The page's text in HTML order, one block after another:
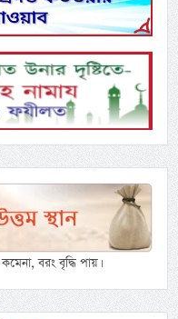
বরং বৃদ্ধি পায়।